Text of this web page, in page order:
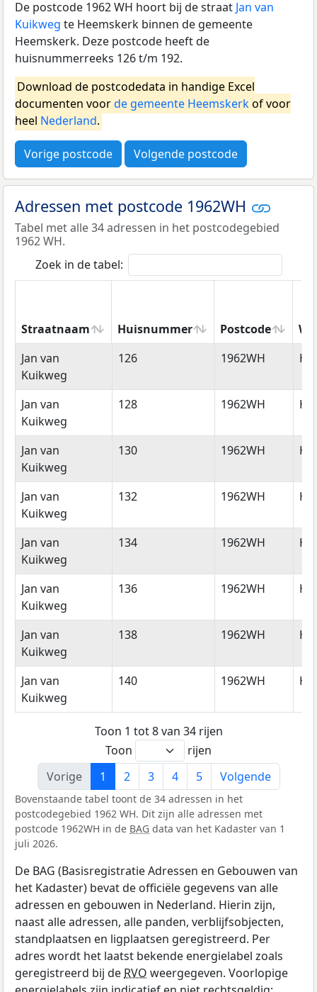
De postcode 1962 WH hoort bij de straat Jan van
Kuikweg te Heemskerk binnen de gemeente
Heemskerk. Deze postcode heeft de
huisnummerreeks 126 t/m 192.
Download de postcodedata in handige Excel
documenten voorde gemeente Heemskerkof voor
heel Nederland.
Vorige postcode Volgende postcode
Adressen met postcode 1962WH
Tabel met alle 34 adressen in het postcodegebied
1962 WH.
Zoek in de tabel:
Straatnaam Huisnummer Postcode
Straatnaam
Huisnummer Postcode
Jan van
Kuikweg
126 1962WH
Jan van
Kuikweg
128 1962WH
Jan van
Kuikweg
130 1962WH
Jan van
Kuikweg
132 1962WH
Jan van
Kuikweg
134 1962WH
Jan van
Kuikweg
136 1962WH
Jan van
Kuikweg
138 1962WH
Jan van
Kuikweg
140 1962WH
Toon 1 tot 8 van 34 rijen
Toon
rijen
Vorige
1 2 3 4 5 Volgende
Bovenstaande tabel toont de 34 adressen in het
postcodegebied 1962 WH. Dit zijn alle adressen met
postcode 1962WH in de BAG data van het Kadaster van 1
juli 2026.
De BAG (Basisregistratie Adressen en Gebouwen van
het Kadaster) bevat de officiële gegevens van alle
adressen en gebouwen in Nederland. Hierin zijn,
naast alle adressen, alle panden, verblijfsobjecten,
standplaatsen en ligplaatsen geregistreerd. Per
adres wordt het laatst bekende energielabel zoals
geregistreerd bij de RVO weergegeven. Voorlopige